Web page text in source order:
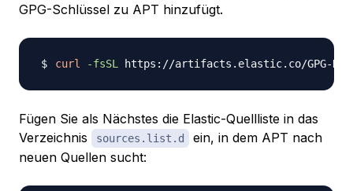
GPG-Schlüssel zu APT hinzufügt.
curl -fsSL https://artifacts.elastic.co/GPG-
Fügen Sie als Nächstes die Elastic-Quellliste in das
Verzeichnis
sources.list.d
ein, in dem APT nach
neuen Quellen sucht: